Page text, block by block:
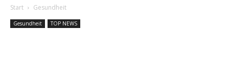
Start Gesundheit
Gesundheit TOP NEWS